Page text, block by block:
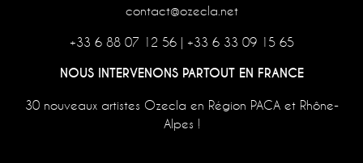
contact@ozecla.net
+33 6 88 07 12 56| +33 6 33 09 15 65
NOUS INTERVENONS PARTOUT EN FRANCE
30 nouveaux artistes Ozecla en Région PACA et Rhône-
Alpes !